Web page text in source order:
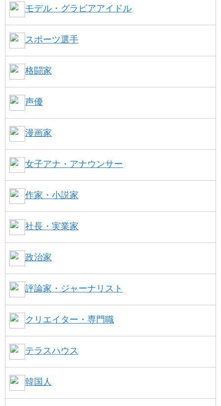
モデル・グラビアアイドル
スポーツ選手
格闘家
声優
漫画家
女子アナ・アナウンサー
作家・小説家
社長・実業家
政治家
評論家・ジャーナリスト
クリエイター・専門職
テラスハウス
韓国人